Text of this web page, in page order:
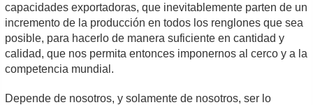
capacidades exportadoras, que inevitablemente parten de un
incremento de la producción en todos los renglones que sea
posible, para hacerlo de manera suficiente en cantidad y
calidad, que nos permita entonces imponernos al cerco y a la
competencia mundial.
Depende de nosotros, y solamente de nosotros, ser lo